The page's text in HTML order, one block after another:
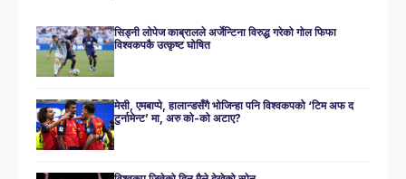
सिड्नी लोपेज काब्रालले अर्जेन्टिना विरुद्ध गरेको गोल फिफा
विश्वकपकै उत्कृष्ट घोषित
मेसी, एमबाप्पे, हालान्डसँगै भोजिन्हा पनि विश्वकपको ‘टिम अफ द
टुर्नामेन्ट’ मा, अरु को-को अटाए?